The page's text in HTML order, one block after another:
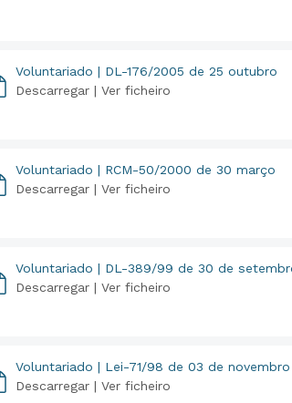
Voluntariado | DL-176/2005 de 25 outubro
Descarregar | Ver ficheiro
Voluntariado | RCM-50/2000 de 30 março
Descarregar | Ver ficheiro
Voluntariado | DL-389/99 de 30 de
Descarregar | Ver ficheiro
Voluntariado | Lei-71/98 de 03 de novembro
Descarregar | Ver ficheiro